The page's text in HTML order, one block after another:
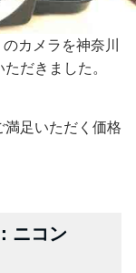
カメラを神奈川
だきました。
足いただく価格
ニコン